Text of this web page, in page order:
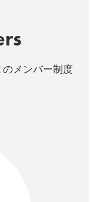
のメンバー制度